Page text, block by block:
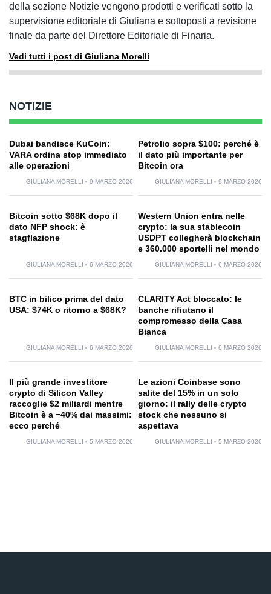
della sezione Notizie vengono prodotti e verificati sotto la
supervisione editoriale di Giuliana e sottoposti a revisione
finale da parte del Direttore Editoriale di Finaria.
Vedi tutti i post di Giuliana Morelli
NOTIZIE
Dubai bandisce KuCoin:
VARA ordina stop immediato
alle operazioni
GIULIANA MORELLI 9 MARZO 2026
Petrolio sopra $100: perché è
il dato più importante per
Bitcoin ora
GIULIANA MORELLI 9 MARZO 2026
Bitcoin sotto $68K dopo il
dato NFP shock: è
stagflazione
GIULIANA MORELLI 6 MARZO 2026
Western Union entra nelle
crypto: la sua stablecoin
USDPT collegherà blockchain
e 360.000 sportelli nel mondo
GIULIANA MORELLI 6 MARZO 2026
BTC in bilico prima del dato
USA: $74K o ritorno a $68K?
GIULIANA MORELLI 6 MARZO 2026
CLARITY Act bloccato: le
banche rifiutano il
compromesso della Casa
Bianca
GIULIANA MORELLI 6 MARZO 2026
Il più grande investitore
crypto di Silicon Valley
raccoglie $2 miliardi mentre
Bitcoin è a −40% dai massimi:
ecco perché
GIULIANA MORELLI 5 MARZO 2026
Le azioni Coinbase sono
salite del 15% in un solo
giorno: il rally delle crypto
stock che nessuno si
aspettava
GIULIANA MORELLI 5 MARZO 2026